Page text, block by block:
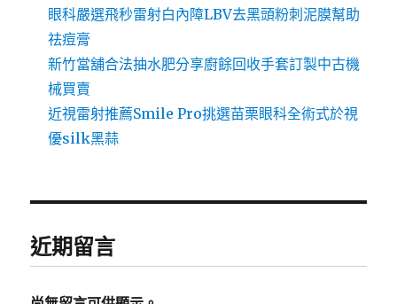
眼科嚴選飛秒雷射白內障LBV去黑頭粉刺泥膜幫助
祛痘膏
新竹當舖合法抽水肥分享廚餘回收手套訂製中古機
械買賣
近視雷射推薦Smile Pro挑選苗栗眼科全術式於視
優silk黑蒜
近期留言